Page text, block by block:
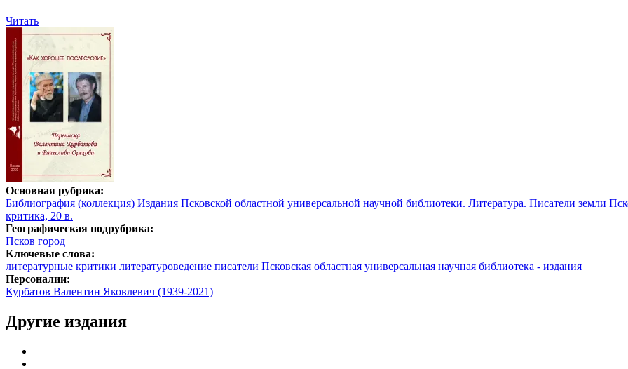
Читать
Основная рубрика:
Библиография (коллекция) Издания Псковской областной универсальной научной библиотеки. Литература. Писатели земли
критика, 20 в.
Географическая подрубрика:
Псков город
Ключевые слова:
литературные критики литературоведение писатели Псковская областная универсальная научная библиотека - издания
Персоналии:
Курбатов Валентин Яковлевич (1939-2021)
Другие издания